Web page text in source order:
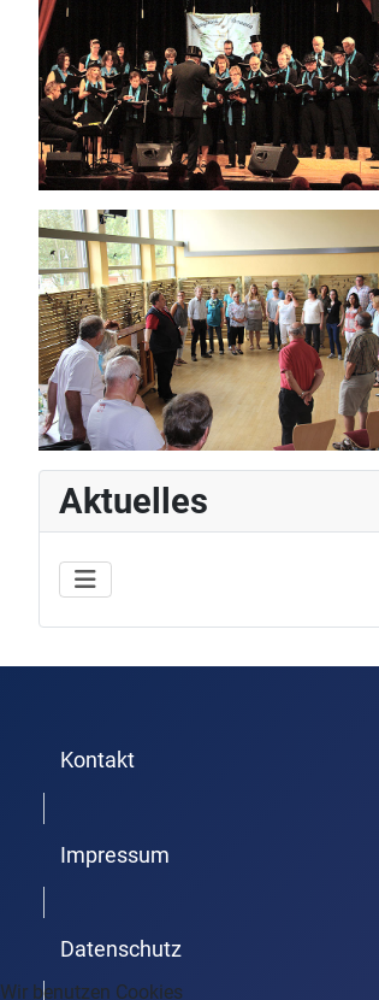
Aktuelles
Kontakt
Impressum
Datenschutz
Wir benutzen Cookies